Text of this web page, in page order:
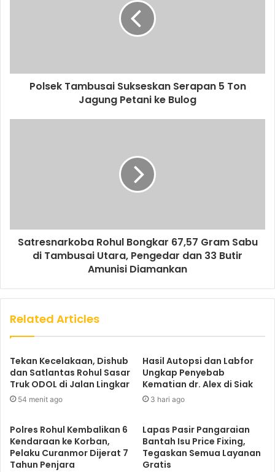
Polsek Tambusai Sukseskan Serapan 5 Ton
Jagung Petani ke Bulog
Satresnarkoba Rohul Bongkar 67,57 Gram Sabu
di Tambusai Utara, Pengedar dan 33 Butir
Amunisi Diamankan
Related Articles
Tekan Kecelakaan, Dishub
dan Satlantas Rohul Sasar
Truk ODOL di Jalan Lingkar
54 menit ago
Hasil Autopsi dan Labfor
Ungkap Penyebab
Kematian dr. Alex di Siak
3 hari ago
Polres Rohul Kembalikan 6
Kendaraan ke Korban,
Pelaku Curanmor Dijerat 7
Tahun Penjara
Lapas Pasir Pangaraian
Bantah Isu Price Fixing,
Tegaskan Semua Layanan
Gratis